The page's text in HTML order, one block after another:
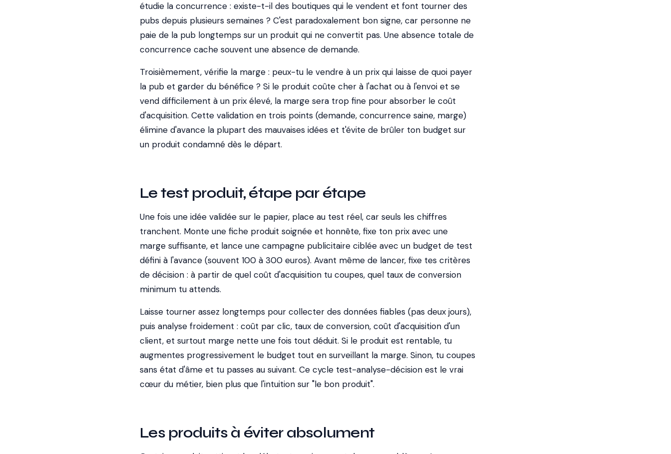
étudie la concurrence : existe-t-il des boutiques qui le vendent et font tourner des
pubs depuis plusieurs semaines ? C'est paradoxalement bon signe, car personne ne
paie de la pub longtemps sur un produit qui ne convertit pas. Une absence totale de
concurrence cache souvent une absence de demande.
Troisièmement, vérifie la marge : peux-tu le vendre à un prix qui laisse de quoi payer
la pub et garder du bénéfice ? Si le produit coûte cher à l'achat ou à l'envoi et se
vend difficilement à un prix élevé, la marge sera trop fine pour absorber le coût
d'acquisition. Cette validation en trois points (demande, concurrence saine, marge)
élimine d'avance la plupart des mauvaises idées et t'évite de brûler ton budget sur
un produit condamné dès le départ.
Le test produit, étape par étape
Une fois une idée validée sur le papier, place au test réel, car seuls les chiffres
tranchent. Monte une fiche produit soignée et honnête, fixe ton prix avec une
marge suffisante, et lance une campagne publicitaire ciblée avec un budget de test
défini à l'avance (souvent 100 à 300 euros). Avant même de lancer, fixe tes critères
de décision : à partir de quel coût d'acquisition tu coupes, quel taux de conversion
minimum tu attends.
Laisse tourner assez longtemps pour collecter des données fiables (pas deux jours),
puis analyse froidement : coût par clic, taux de conversion, coût d'acquisition d'un
client, et surtout marge nette une fois tout déduit. Si le produit est rentable, tu
augmentes progressivement le budget tout en surveillant la marge. Sinon, tu coupes
sans état d'âme et tu passes au suivant. Ce cycle test-analyse-décision est le vrai
cœur du métier, bien plus que l'intuition sur "le bon produit".
Les produits à éviter absolument